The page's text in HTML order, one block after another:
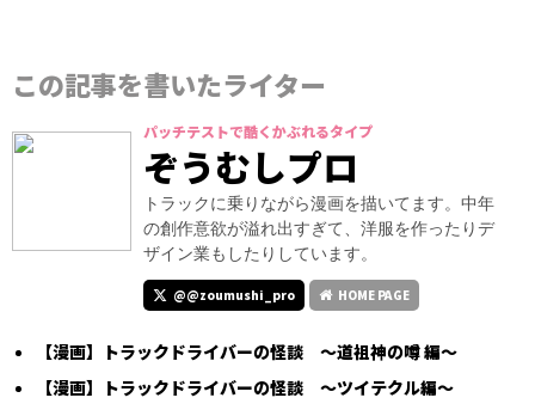
この記事を書いたライター
パッチテストで酷くかぶれるタイプ
ぞうむしプロ
トラックに乗りながら漫画を描いてます。中年
の創作意欲が溢れ出すぎて、洋服を作ったりデ
ザイン業もしたりしています。
@@zoumushi_pro HOME PAGE
【漫画】トラックドライバーの怪談 ～道祖神の噂 編～
【漫画】トラックドライバーの怪談 ～ツイテクル編～